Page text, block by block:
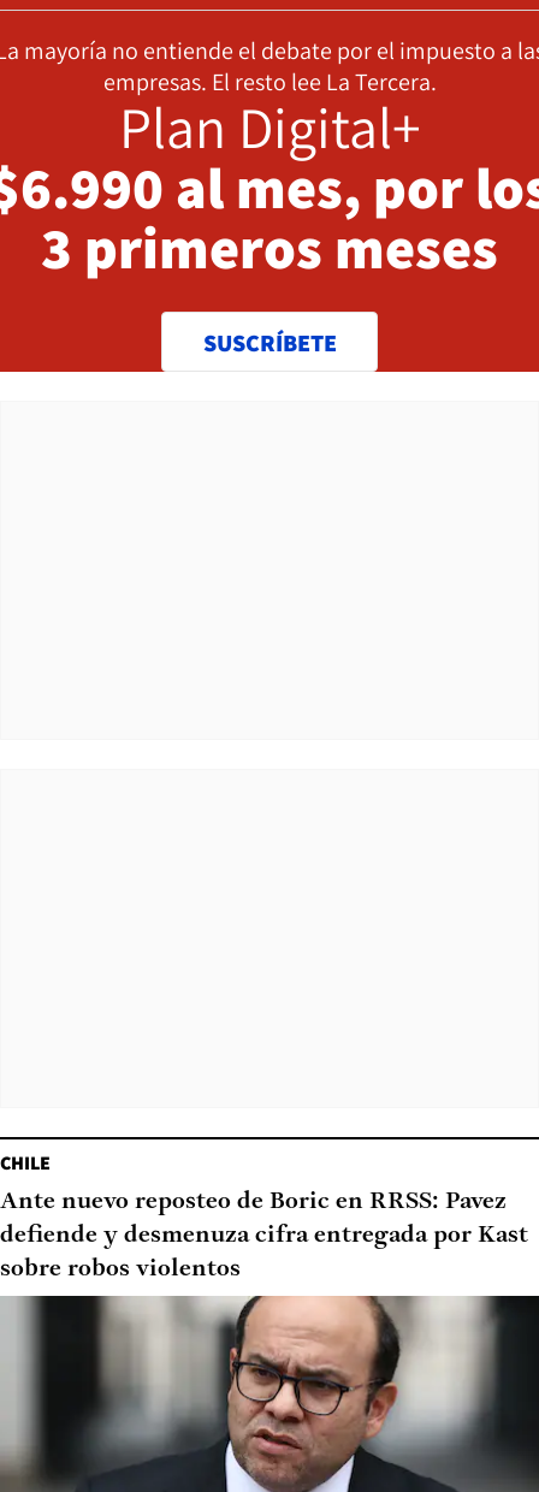
mayoría no entiende el debate por el impuesto a
empresas. El resto lee La Tercera.
Plan Digital+
al mes, por
3 primeros meses
SUSCRÍBETE
CHILE
Ante nuevo reposteo de Boric en RRSS: Pavez
defiende y desmenuza cifra entregada por Kast
sobre robos violentos